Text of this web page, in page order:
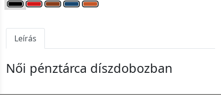
Leírás
Női pénztárca díszdobozban